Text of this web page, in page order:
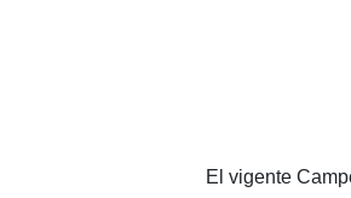
El vigente